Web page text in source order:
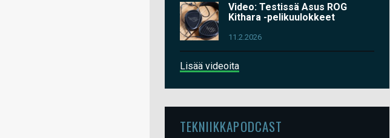
Video: Testissä Asus ROG
Kithara -pelikuulokkeet
11.2.2026
Lisää videoita
TEKNIIKKAPODCAST